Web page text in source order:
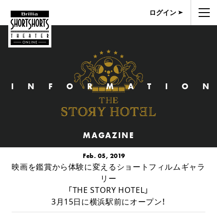
ログイン
MAGAZINE
Feb. 05, 2019
映画を鑑賞から体験に変えるショートフィルムギャラ
リー
「THE STORY HOTEL」
3月15日に横浜駅前にオープン！